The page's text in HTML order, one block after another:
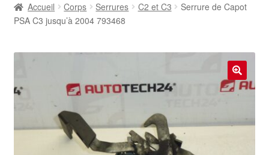
Contact
Livraison
Livraison internationale
Mon compte
Accueil Corps Serrures C2 et C3
Serrure de Capot
PSA C3 jusqu’à 2004 793468
🔍